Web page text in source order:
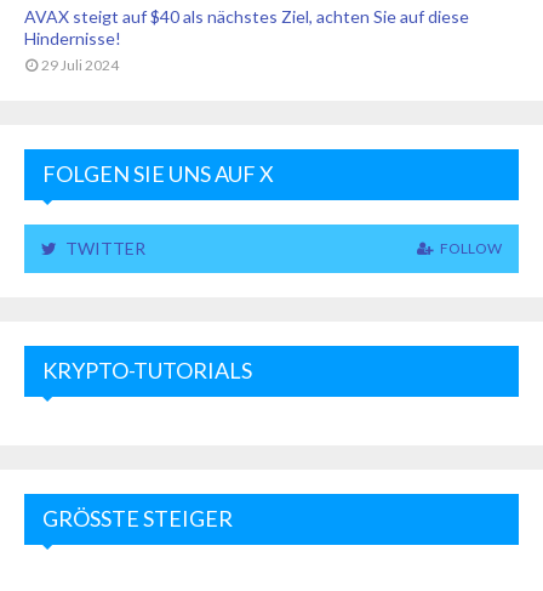
AVAX steigt auf $40 als nächstes Ziel, achten Sie auf diese
Hindernisse!
29 Juli 2024
FOLGEN SIE UNS AUF X
TWITTER FOLLOW
KRYPTO-TUTORIALS
GRÖSSTE STEIGER